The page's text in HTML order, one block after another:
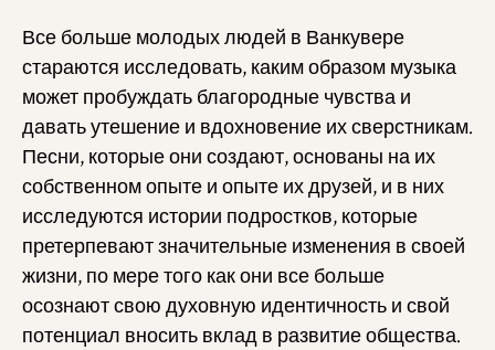
Все больше молодых людей в Ванкувере
стараются исследовать, каким образом музыка
может пробуждать благородные чувства и
давать утешение и вдохновение их сверстникам.
Песни, которые они создают, основаны на их
собственном опыте и опыте их друзей, и в них
исследуются истории подростков, которые
претерпевают значительные изменения в своей
жизни, по мере того как они все больше
осознают свою духовную идентичность и свой
потенциал вносить вклад в развитие общества.